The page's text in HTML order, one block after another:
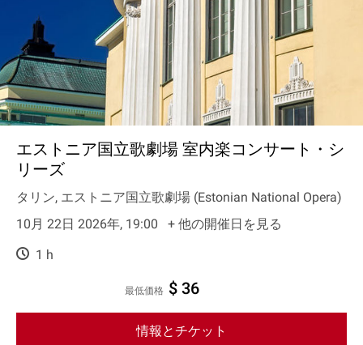
エストニア国立歌劇場 室内楽コンサート・シ
リーズ
タリン, エストニア国立歌劇場 (Estonian National Opera)
10月 22日 2026年, 19:00
+ 他の開催日を見る
1 h
最低価格 $ 36
情報とチケット